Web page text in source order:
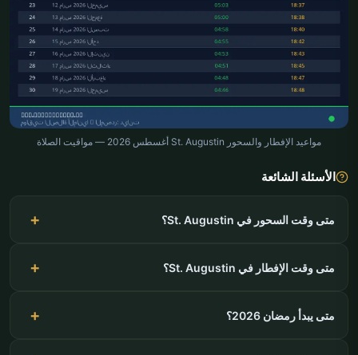
مواعيد الإفطار والسحور St. Augustin أغسطس 2026 — مواقيت الصلاة
الأسئلة الشائعة
متى وقت السحور في St. Augustin؟
متى وقت الإفطار في St. Augustin؟
متى يبدأ رمضان 2026؟